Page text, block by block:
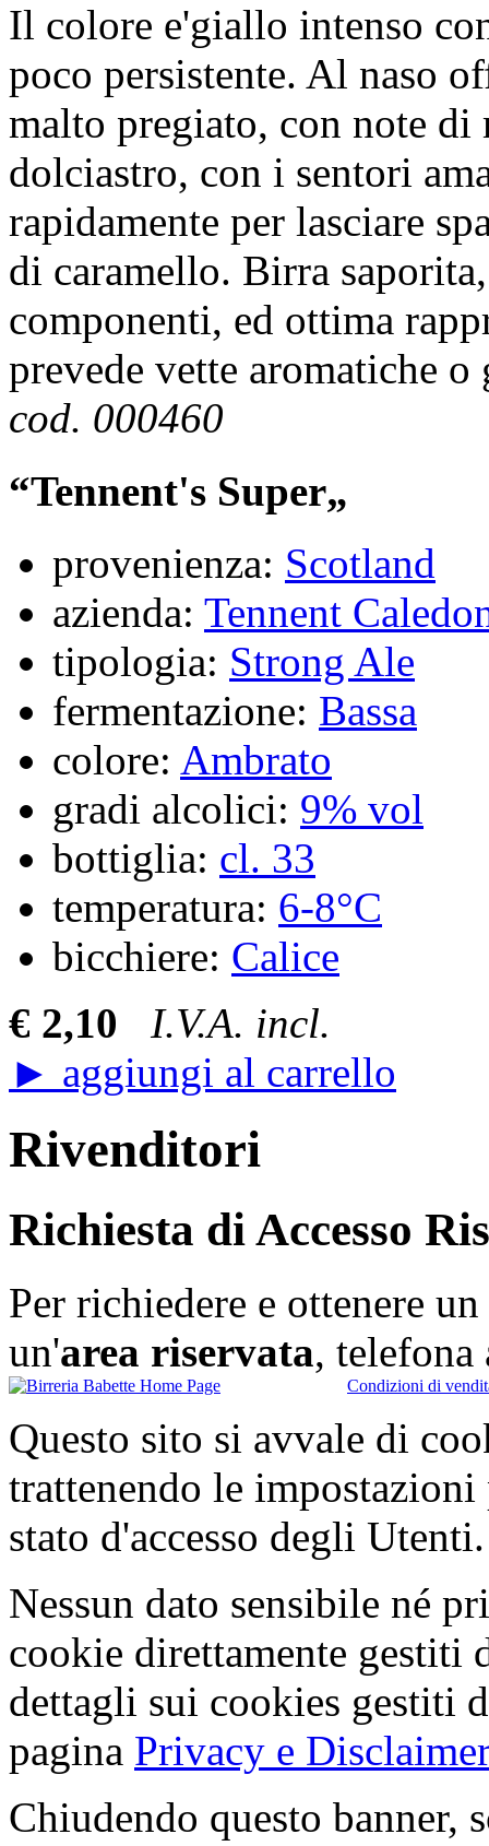
Il colore e'giallo intenso
poco persistente. Al naso
malto pregiato, con note
dolciastro, con i sentori
rapidamente per lasciare
di caramello. Birra
componenti, ed ottima
prevede vette aromatiche o
cod. 000460
“Tennent's Super„
provenienza: Scotland
azienda: Tennent
tipologia: Strong Ale
fermentazione: Bassa
colore: Ambrato
gradi alcolici: 9% vol
bottiglia: cl. 33
temperatura: 6-8°C
bicchiere: Calice
€ 2,10
I.V.A. incl.
► aggiungi al carrello
Rivenditori
Richiesta di Accesso
Per richiedere e ottenere un
un'area riservata,
Condizioni di
Questo sito si avvale di
trattenendo le
stato d'accesso degli Utenti.
Nessun dato sensibile né
cookie direttamente gestiti
dettagli sui cookies gestiti
pagina Privacy e Disclaimer
Chiudendo questo banner,